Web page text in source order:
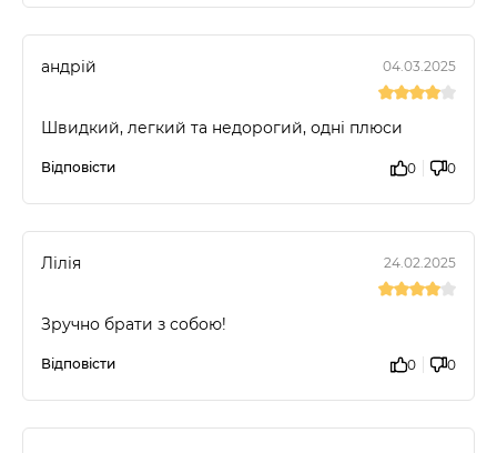
андрій 04.03.2025
Швидкий, легкий та недорогий, одні плюси
Відповісти 0 0
Лілія 24.02.2025
Зручно брати з собою!
Відповісти 0 0